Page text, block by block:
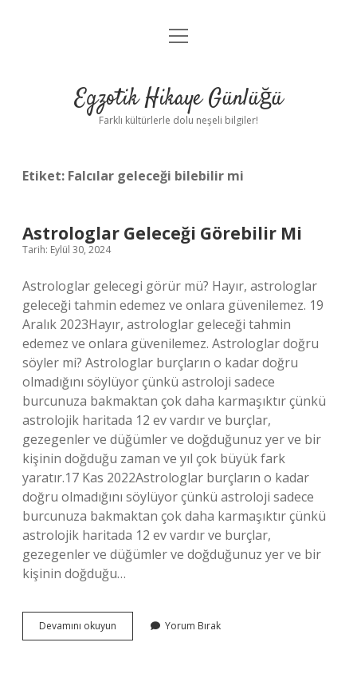
Anasayfa
Yasal Uyarı
menüyü
Egzotik Hikaye Günlüğü
Farklı kültürlerle dolu neşeli bilgiler!
Etiket: Falcılar geleceği bilebilir mi
Astrologlar Geleceği Görebilir Mi
Tarih: Eylül 30, 2024
Astrologlar gelecegi görür mü? Hayır, astrologlar
geleceği tahmin edemez ve onlara güvenilemez. 19
Aralık 2023Hayır, astrologlar geleceği tahmin
edemez ve onlara güvenilemez. Astrologlar doğru
söyler mi? Astrologlar burçların o kadar doğru
olmadığını söylüyor çünkü astroloji sadece
burcunuza bakmaktan çok daha karmaşıktır çünkü
astrolojik haritada 12 ev vardır ve burçlar,
gezegenler ve düğümler ve doğduğunuz yer ve bir
kişinin doğduğu zaman ve yıl çok büyük fark
yaratır.17 Kas 2022Astrologlar burçların o kadar
doğru olmadığını söylüyor çünkü astroloji sadece
burcunuza bakmaktan çok daha karmaşıktır çünkü
astrolojik haritada 12 ev vardır ve burçlar,
gezegenler ve düğümler ve doğduğunuz yer ve bir
kişinin doğduğu…
Devamını okuyun Astrologlar
Geleceği
Yorum Bırak